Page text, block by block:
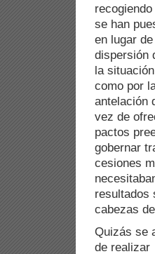
se han
en lugar
dispersión
la
como por
antelación
vez de
pactos
gobernar
cesiones
resultados
cabezas
Quizás se
de realizar